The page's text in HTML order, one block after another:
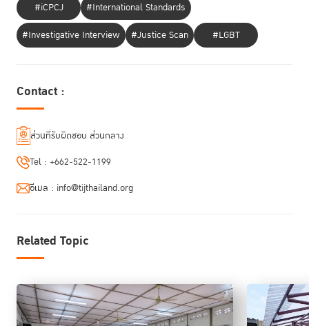
เพื่อฝึกอบรมการบริหารจัดการเรือนจำ โดยคำนึงถึงความอ่อนไหวทางเพศ
ภาวะของผู้ต้องขังหญิงแก่เจ้าหน้าที่ราชทัณฑ์และเจ้าหน้าที่เรือนจำ CC2 เรือน
จำหญิงที่ใหญ่ที่สุดของประเทศกัมพูชา การจัดตั้งคณะทำงานร่วมกันเพื่อการ
ของเรือนจำ CC2 ให้สอดคล้องกับข้อกำหนดกรุงเทพ และการร่วมกันพัฒนา
TIJ หวังว่า แนวคิดและกรอบการดำเนินงานโครงการเรือนจำต้นแบบจะเป็น
ประโยชน์สำหรับการนำไปปรับใช้ให้เหมาะสมกับบริบทของประเทศกัมพูชา เพื่อ
นอกจากนี้ยังหวังว่าโครงการดังกล่าวจะเป็นจุดเริ่มต้นในการอนุวัติข้อกำหนด
กรุงเทพในเรือนจำหญิงอื่นๆ ทั้งในประเทศกัมพูชาและประเทศอื่นๆ ในภูมิภาค
อาเซียนต่อไป
#iCPCJ
#International Standards
#Investigative Interview
#Justice Scan #LGBT
Contact :
ส่วนที่รับผิดชอบ ส่วนกลาง
Tel : +662-522-1199
อีเมล : info@tijthailand.org
Related Topic